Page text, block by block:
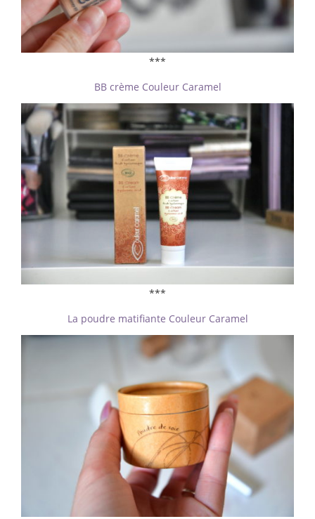
***
BB crème Couleur Caramel
***
La poudre matifiante Couleur Caramel